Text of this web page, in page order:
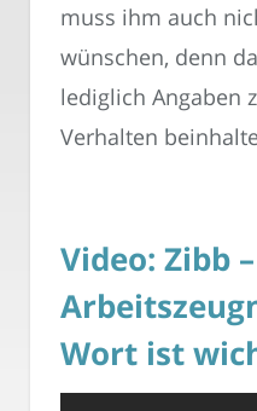
muss ihm auch
wünschen, denn
lediglich Angaben
Verhalten
Video: Zibb –
Wort ist